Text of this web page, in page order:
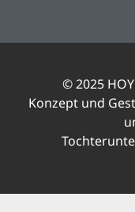
© 2025
Konzept und